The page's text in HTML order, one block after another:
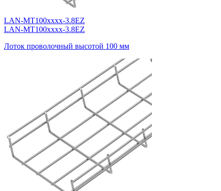
LAN-MT100xxxx-3.8EZ
LAN-MT100xxxx-3.8EZ
Лоток проволочный высотой 100 мм